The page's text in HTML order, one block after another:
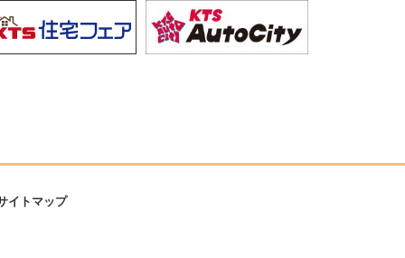
イトマップ